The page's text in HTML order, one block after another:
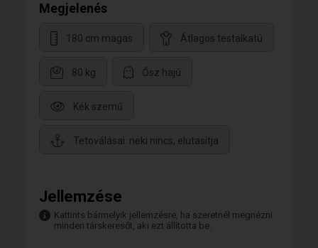
Megjelenés
180 cm magas Átlagos testalkatú
80 kg Ősz hajú
Kék szemű
Tetoválásai: neki nincs, elutasítja
Jellemzése
Kattints bármelyik jellemzésre, ha szeretnél megnézni
minden társkeresőt, aki ezt állította be.